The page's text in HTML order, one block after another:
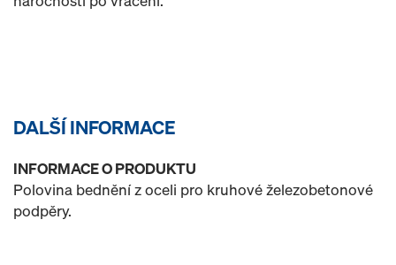
DALŠÍ INFORMACE
INFORMACE O PRODUKTU
Polovina bednění z oceli pro kruhové železobetonové
podpěry.